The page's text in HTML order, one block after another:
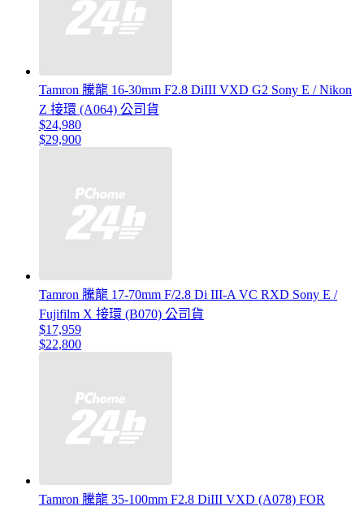
Tamron 騰龍 16-30mm F2.8 DiIII VXD G2 Sony E / Nikon
Z 接環 (A064) 公司貨
$24,980
$29,900
Tamron 騰龍 17-70mm F/2.8 Di III-A VC RXD Sony E /
Fujifilm X 接環 (B070) 公司貨
$17,959
$22,800
Tamron 騰龍 35-100mm F2.8 DiIII VXD (A078) FOR